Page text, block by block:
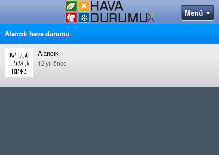
Alancık hava durumu
Alancık
12 yıl önce